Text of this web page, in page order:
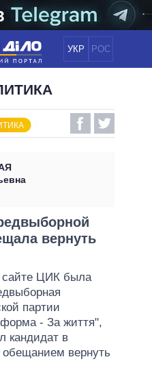
УКР РОС
ПОЛИТИКА
ЭКОНОМИКА
МИР
вернуть
сайте ЦИК была
партии
- За життя",
кандидат в
вернуть